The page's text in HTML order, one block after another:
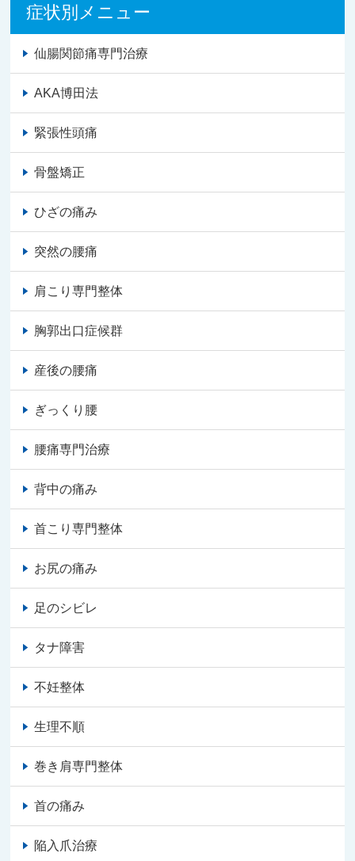
症状別メニュー
仙腸関節痛専門治療
AKA博田法
緊張性頭痛
骨盤矯正
ひざの痛み
突然の腰痛
肩こり専門整体
胸郭出口症候群
産後の腰痛
ぎっくり腰
腰痛専門治療
背中の痛み
首こり専門整体
お尻の痛み
足のシビレ
タナ障害
不妊整体
生理不順
巻き肩専門整体
首の痛み
陥入爪治療